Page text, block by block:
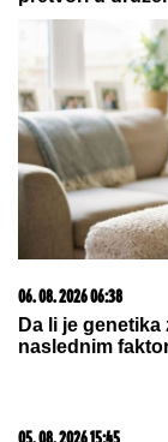
Koliko visoku
Šta dete
treba da znate o